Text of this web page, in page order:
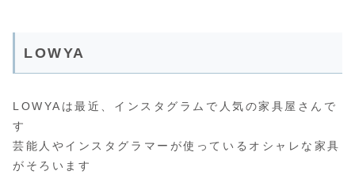
LOWYA
LOWYAは最近、インスタグラムで人気の家具屋さんで
す
芸能人やインスタグラマーが使っているオシャレな家具
がそろいます